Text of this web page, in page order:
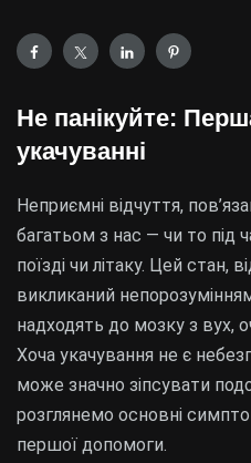
Не панікуйте:
укачуванні
Неприємні відчуття,
багатьом з нас — чи то під
поїзді чи літаку. Цей стан,
викликаний
надходять до мозку з вух,
Хоча укачування не є
може значно зіпсувати
розглянемо основні
першої допомоги.